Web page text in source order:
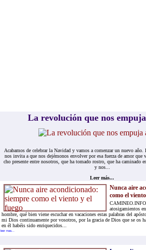
La re­vo­lu­ción que nos
Aca­ba­mos de ce­le­brar la Na­vi­dad y va­mos a co­men­zar un nue­vo
nos in­vi­ta a que nos de­jé­mo­nos en­vol­ver por esa fuer­za de amor que
cho pre­sen­te en­tre no­so­tros, que ha to­ma­do ros­tro, que ha ca­mi­na­do
y nos...
Leer más...
Nunca aire
como el
atosigamientos
hombre, qué bien viene escuchar en vacaciones estas palabras del
mi Dios continuamente por vosotros, por la gracia de Dios que se os
en él habéis sido enriquecidos...
leer mas...